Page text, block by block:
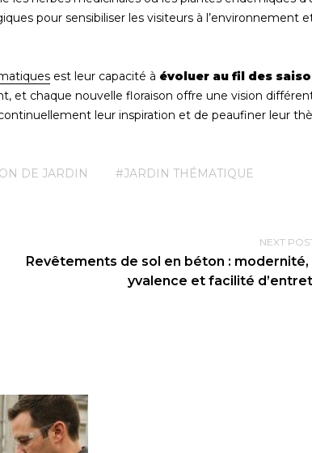
pour sensibiliser les visiteurs à l’environnement
est leur capacité à évoluer au fil des
et chaque nouvelle floraison offre une vision
leur inspiration et de peaufiner leur
DE JARDIN #JARDIN THÉMATIQUE
NEXT
Revêtements de sol en béton : modernité,
yvalence et facilité